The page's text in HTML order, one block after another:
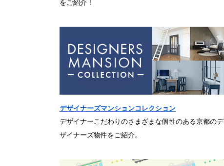
をご紹介！
デザイナーズマンションコレクション
デザイナーこだわりのさまざまな個性のある京都のデ
ザイナーズ物件をご紹介。